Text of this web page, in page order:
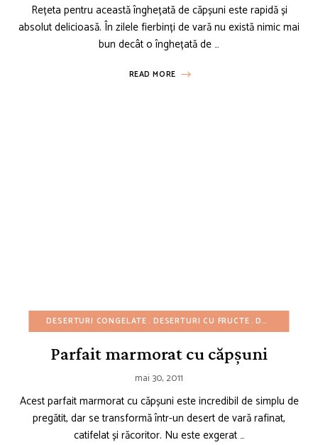
Rețeta pentru această înghețată de căpșuni este rapidă și
absolut delicioasă. În zilele fierbinți de vară nu există nimic mai
bun decât o înghețată de …
READ MORE
DESERTURI CONGELATE DESERTURI CU FRUCTE DESERTURI FĂRĂ COACERE
Parfait marmorat cu căpșuni
mai 30, 2011
Acest parfait marmorat cu căpșuni este incredibil de simplu de
pregătit, dar se transformă într-un desert de vară rafinat,
catifelat și răcoritor. Nu este exgerat …